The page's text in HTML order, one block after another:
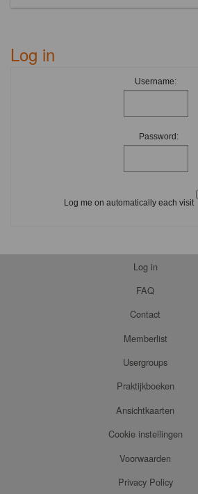
Log in
Username:
Password:
Log me on automatically each visit
Log in
FAQ
Contact
Memberlist
Usergroups
Praktijkboeken
Ansichtkaarten
Cookie instellingen
Voorwaarden
Privacy Policy